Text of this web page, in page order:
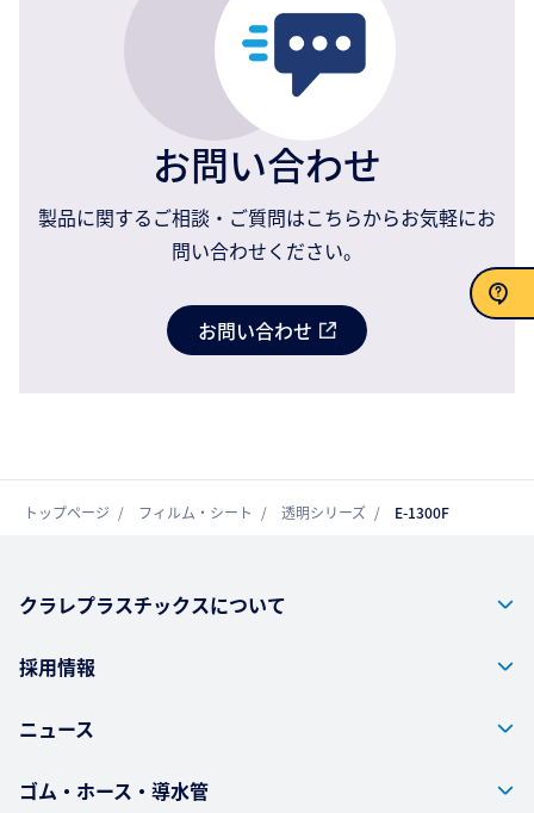
お問い合わせ
お問い合わせ
製品に関するご相談・ご質問はこちらからお気軽にお
問い合わせください。
お問い合わせ
トップページ フィルム・シート 透明シリーズ E-1300F
クラレプラスチックスについて
採用情報
ニュース
ゴム・ホース・導水管